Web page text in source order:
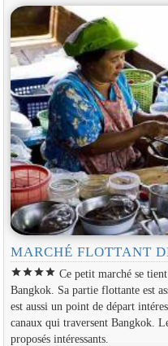
MARCHÉ FLOTTANT
starstarstarstar Ce petit marché se
Bangkok. Sa partie flottante est
est aussi un point de départ
canaux qui traversent Bangkok.
proposés intéressants.